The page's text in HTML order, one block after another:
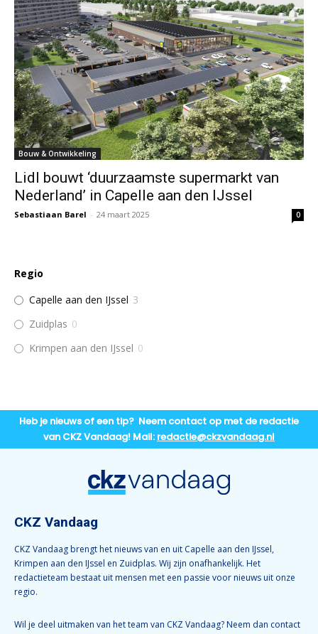
Bouw & Ontwikkeling
Lidl bouwt ‘duurzaamste supermarkt van
Nederland’ in Capelle aan den IJssel
Sebastiaan Barel - 24 maart 2025 0
Regio
Capelle aan den IJssel 3
Zuidplas 0
Krimpen aan den IJssel 0
Heb je nieuws of een tip? Neem contact op met de redactie
van CKZ Vandaag! Mail: redactie@ckzvandaag.nl
CKZ Vandaag
CKZ Vandaag brengt het nieuws van en uit Capelle aan den IJssel,
Krimpen aan den IJssel en Zuidplas. Wij zijn onafhankelijk. Het
redactieteam bestaat uit mensen met een passie voor nieuws uit onze
regio.
Wil je deel uitmaken van het team van CKZ Vandaag? Neem dan contact